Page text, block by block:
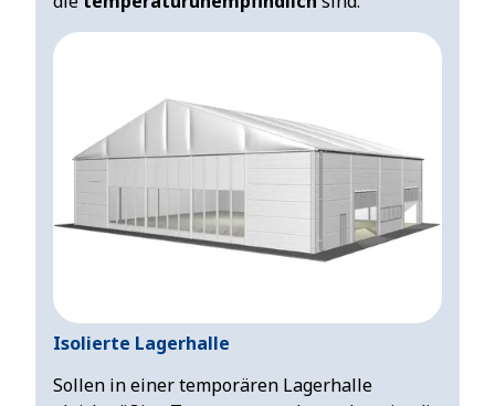
Isolierte Lagerhalle
Sollen in einer temporären Lagerhalle